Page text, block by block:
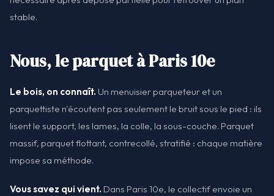
stable.
Nous, le parquet à Paris 10e
Le bois, on connaît. Un menuisier parqueteur et un
parquettiste n'écoutent pas seulement le bruit sous le pied : ils
lisent le support, les lames, la colle, la sous-couche. Parquet
massif, parquet flottant, contrecollé, stratifié : chaque matière
impose sa méthode.
Vous savez qui vient. Dans Paris 10e, le collectif envoie un